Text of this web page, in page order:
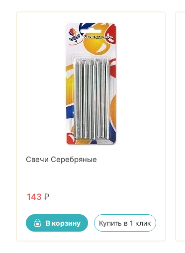
Свечи Серебряные
143 ₽
В корзину Купить в 1 клик